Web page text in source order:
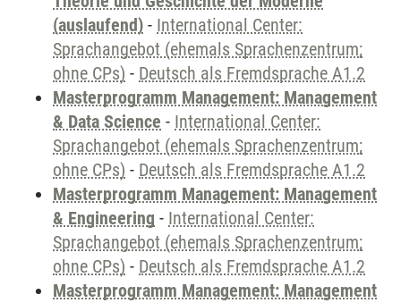
(auslaufend) - International Center:
Sprachangebot (ehemals Sprachenzentrum;
ohne CPs) - Deutsch als Fremdsprache A1.2
Masterprogramm Management: Management
& Data Science - International Center:
Sprachangebot (ehemals Sprachenzentrum;
ohne CPs) - Deutsch als Fremdsprache A1.2
Masterprogramm Management: Management
& Engineering - International Center:
Sprachangebot (ehemals Sprachenzentrum;
ohne CPs) - Deutsch als Fremdsprache A1.2
Masterprogramm Management: Management